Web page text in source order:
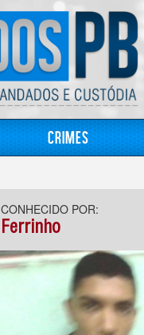
Crimes
CONHECIDO POR:
Ferrinho